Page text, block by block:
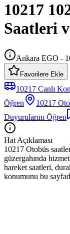
10217
Saatleri
Ankara EGO -
Favorilere Ekle
10217 Canlı
Öğren
10217
Duyurularını Öğren
Hat Açıklaması
10217 Otobüs
güzergahında
hareket saatleri,
konumunu bu